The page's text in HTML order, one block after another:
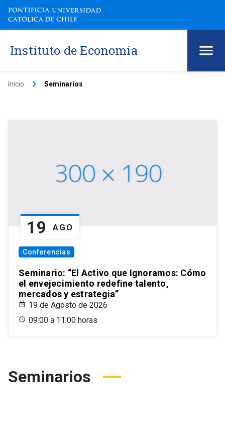
Instituto de Economía
Inicio keyboard_arrow_right Seminarios
19 AGO
Conferencias
Seminario: “El Activo que Ignoramos: Cómo
el envejecimiento redefine talento,
mercados y estrategia”
19 de Agosto de 2026
09:00 a 11:00 horas
Seminarios